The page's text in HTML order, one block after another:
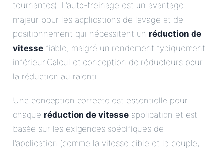
tournantes). L’auto-freinage est un avantage
majeur pour les applications de levage et de
positionnement qui nécessitent un réduction de
vitesse fiable, malgré un rendement typiquement
inférieur.Calcul et conception de réducteurs pour
la réduction au ralenti
Une conception correcte est essentielle pour
chaque réduction de vitesse application et est
basée sur les exigences spécifiques de
l’application (comme la vitesse cible et le couple,